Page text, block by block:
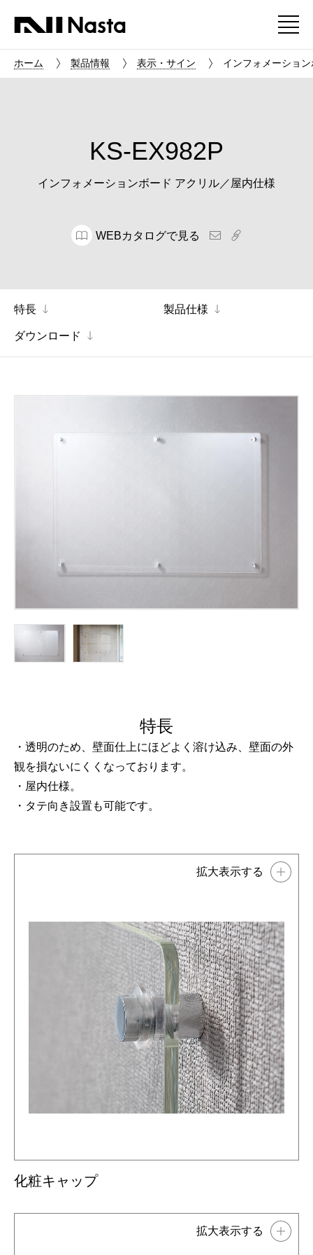
ホーム 製品情報 表示・サイン インフォメーショ
KS-EX982P
インフォメーションボード アクリル／屋内仕様
WEBカタログで見る
特長 製品仕様
ダウンロード
特長
・透明のため、壁面仕上にほどよく溶け込み、壁面の外
観を損ないにくくなっております。
・屋内仕様。
・タテ向き設置も可能です。
化粧キャップ